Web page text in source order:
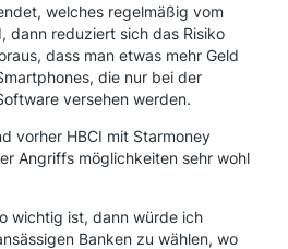
welches regelmäßig vom
dann reduziert sich das Risiko
dass man etwas mehr Geld
die nur bei der
versehen werden.
vorher HBCI mit Starmoney
Angriffs möglichkeiten sehr wohl
wichtig ist, dann würde ich
Banken zu wählen, wo